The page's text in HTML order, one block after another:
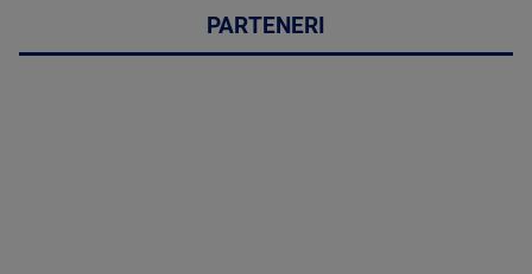
PARTENERI